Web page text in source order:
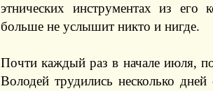
этнических инструментах из его
больше не услышит никто и нигде.
Почти каждый раз в начале июля,
Володей трудились несколько